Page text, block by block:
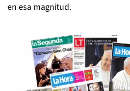
en esa magnitud.